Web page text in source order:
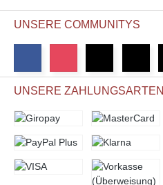
UNSERE COMMUNITYS
UNSERE ZAHLUNGSARTEN